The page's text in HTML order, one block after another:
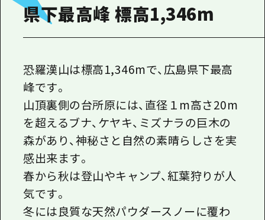
ガイドブック
よくあるご質問
フォトダウンロード
関連リンク
県下最高峰 標高1,346m
恐羅漢山は標高1,346mで、広島県下最高
峰です。
山頂裏側の台所原には、直径１m高さ20m
を超えるブナ、ケヤキ、ミズナラの巨木の
森があり、神秘さと自然の素晴らしさを実
感出来ます。
春から秋は登山やキャンプ、紅葉狩りが人
気です。
冬には良質な天然パウダースノーに覆わ